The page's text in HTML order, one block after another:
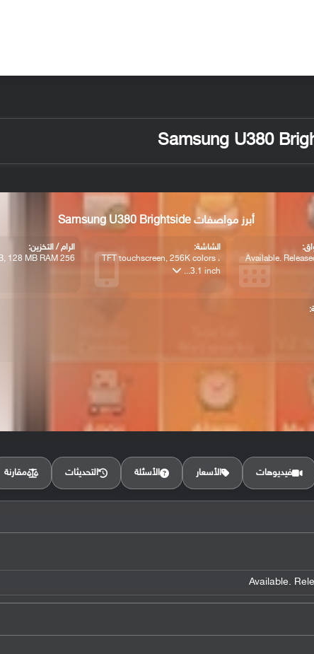
أبرز مواصفات Samsung U380 Brightside
Available.
الشاشة:
TFT touchscreen, 256K colors ،
3.1 inch...
الرام / التخزين:
256 MB, 128 MB RAM
فيديوهات الأسعار الأسئلة التحديثات مقارنة
Available.